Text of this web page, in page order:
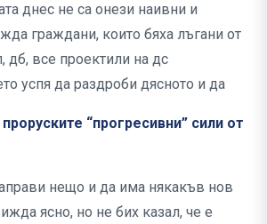
днес не са онези наивни и
граждани, които бяха лъгани от
дб, все проектили на дс
успя да раздроби дясното и да
“прогресивни” сили от
нещо и да има някакъв нов
ясно, но не бих казал, че е